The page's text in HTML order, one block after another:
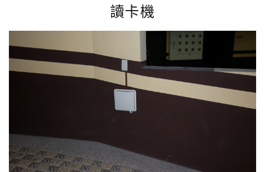
3.車牌辨識收費系統實績
4.車牌辨識收費系統-客製化實績
5.停車收費系統系列實績
6.停車收費系統-地閘式實績
7.人員管制機系列實績
8.長距離讀卡機系列實績
讀卡機